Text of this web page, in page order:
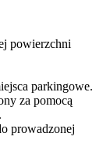
powierzchni
parkingowe.
za pomocą
prowadzonej